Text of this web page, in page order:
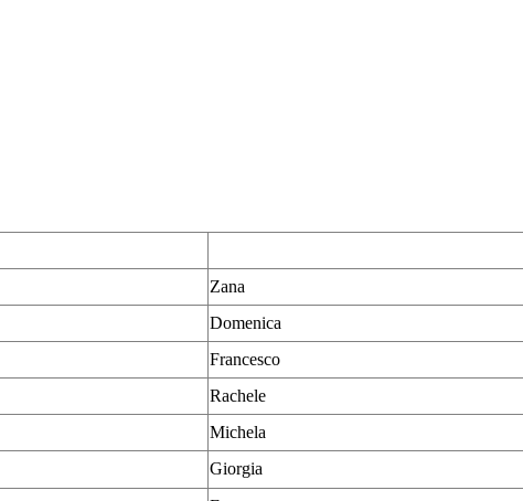
Zana
Domenica
Francesco
Rachele
Michela
Giorgia